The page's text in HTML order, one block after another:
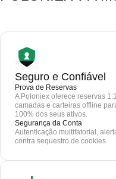
Seguro e Confiável
Prova de Reservas
A Poloniex oferece reservas
camadas e carteiras offline
100% dos seus ativos.
Segurança da Conta
Autenticação multifatorial,
contra sequestro de cookies